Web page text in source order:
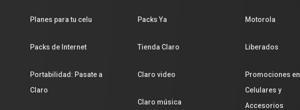
Planes para tu celu
Packs de Internet
Portabilidad: Pasate a
Claro
Packs Ya
Tienda Claro
Claro video
Claro música
Motorola
Liberados
Promociones en
Celulares y
Accesorios